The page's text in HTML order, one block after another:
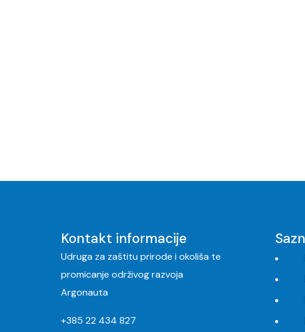
Kontakt informacije
Udruga za zaštitu prirode i okoliša te
promicanje održivog razvoja
Argonauta
+385 22 434 827